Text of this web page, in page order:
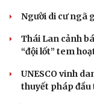
Người di cư ngã
Thái Lan cảnh
“đội lốt” tem
UNESCO vinh
thuyết pháp đầu